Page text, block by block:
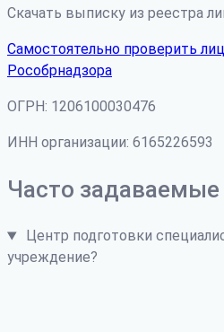
Скачать выписку из реестра
Самостоятельно проверить
Рособрнадзора
ОГРН: 1206100030476
ИНН организации: 6165226593
Часто
Центр подготовки
учреждение?